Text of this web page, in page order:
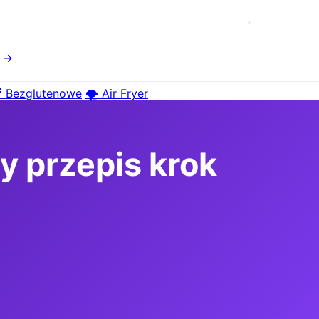
→
Bezglutenowe 🌪️ Air Fryer
przepis krok